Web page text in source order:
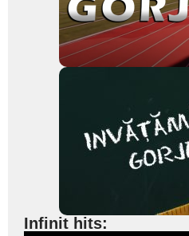
Infinit hits: